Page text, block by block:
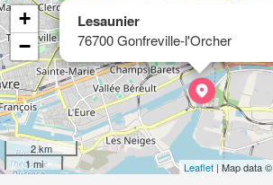
Lesaunier
76700 Gonfreville-l'Orcher
+
−
2 km
1 mi
Leaflet | Map data ©